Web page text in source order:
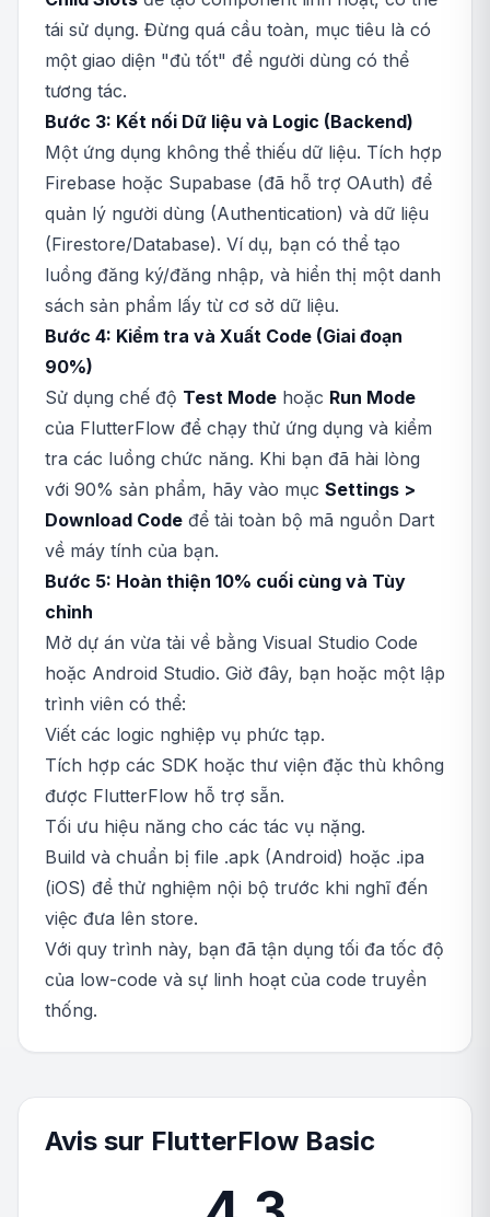
tái sử dụng. Đừng quá cầu toàn, mục tiêu là có
một giao diện "đủ tốt" để người dùng có thể
tương tác.
Bước 3: Kết nối Dữ liệu và Logic (Backend)
Một ứng dụng không thể thiếu dữ liệu. Tích hợp
Firebase hoặc Supabase (đã hỗ trợ OAuth) để
quản lý người dùng (Authentication) và dữ liệu
(Firestore/Database). Ví dụ, bạn có thể tạo
luồng đăng ký/đăng nhập, và hiển thị một danh
sách sản phẩm lấy từ cơ sở dữ liệu.
Bước 4: Kiểm tra và Xuất Code (Giai đoạn
90%)
Sử dụng chế độ Test Mode hoặc Run Mode
của FlutterFlow để chạy thử ứng dụng và kiểm
tra các luồng chức năng. Khi bạn đã hài lòng
với 90% sản phẩm, hãy vào mục Settings >
Download Code để tải toàn bộ mã nguồn Dart
về máy tính của bạn.
Bước 5: Hoàn thiện 10% cuối cùng và Tùy
chỉnh
Mở dự án vừa tải về bằng Visual Studio Code
hoặc Android Studio. Giờ đây, bạn hoặc một lập
trình viên có thể:
Viết các logic nghiệp vụ phức tạp.
Tích hợp các SDK hoặc thư viện đặc thù không
được FlutterFlow hỗ trợ sẵn.
Tối ưu hiệu năng cho các tác vụ nặng.
Build và chuẩn bị file .apk (Android) hoặc .ipa
(iOS) để thử nghiệm nội bộ trước khi nghĩ đến
việc đưa lên store.
Với quy trình này, bạn đã tận dụng tối đa tốc độ
của low-code và sự linh hoạt của code truyền
thống.
Avis sur FlutterFlow Basic